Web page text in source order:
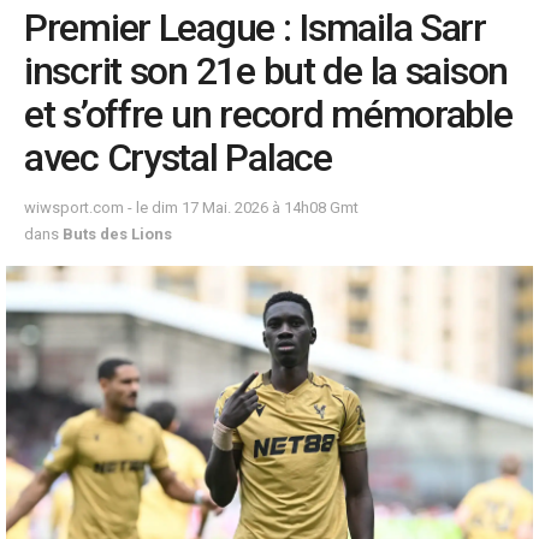
Premier League : Ismaila Sarr
inscrit son 21e but de la saison
et s’offre un record mémorable
avec Crystal Palace
wiwsport.com - le dim 17 Mai. 2026 à 14h08 Gmt
dans Buts des Lions